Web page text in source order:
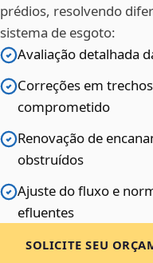
prédios, resolvendo
sistema de esgoto:
Avaliação detalhada
Correções em
comprometido
Renovação de
obstruídos
Ajuste do fluxo e
efluentes
SOLICITE SEU